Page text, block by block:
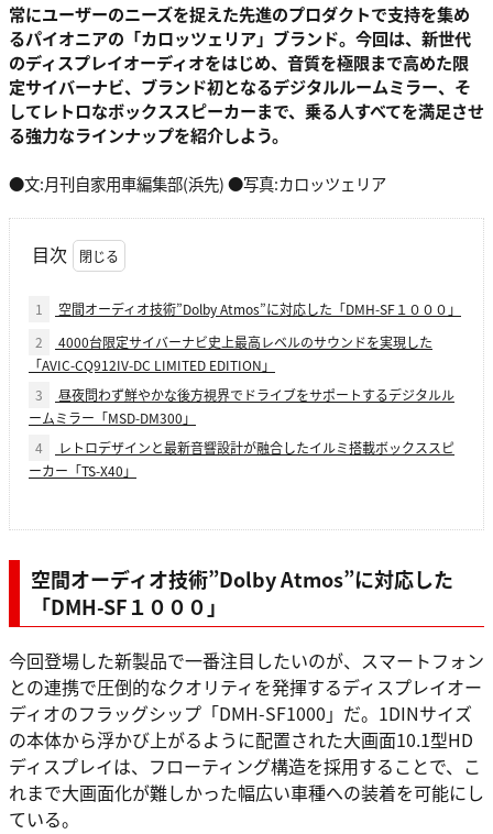
常にユーザーのニーズを捉えた先進のプロダクトで支持を集め
るパイオニアの「カロッツェリア」ブランド。今回は、新世代
のディスプレイオーディオをはじめ、音質を極限まで高めた限
定サイバーナビ、ブランド初となるデジタルルームミラー、そ
してレトロなボックススピーカーまで、乗る人すべてを満足させ
る強力なラインナップを紹介しよう。
●文:月刊自家用車編集部(浜先) ●写真:カロッツェリア
目次
1
空間オーディオ技術”Dolby Atmos”に対応した「DMH-SF１０００」
2
4000台限定サイバーナビ史上最高レベルのサウンドを実現した
「AVIC-CQ912IV-DC LIMITED EDITION」
3
昼夜問わず鮮やかな後方視界でドライブをサポートするデジタルル
ームミラー「MSD-DM300」
4
レトロデザインと最新音響設計が融合したイルミ搭載ボックススピ
ーカー「TS-X40」
空間オーディオ技術”Dolby Atmos”に対応した
「DMH-SF１０００」
今回登場した新製品で一番注目したいのが、スマートフォン
との連携で圧倒的なクオリティを発揮するディスプレイオー
ディオのフラッグシップ「DMH-SF1000」だ。1DINサイズ
の本体から浮かび上がるように配置された大画面10.1型HD
ディスプレイは、フローティング構造を採用することで、こ
れまで大画面化が難しかった幅広い車種への装着を可能にし
ている。